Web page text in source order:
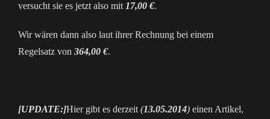
versucht sie es jetzt also mit 17,00 €.
Wir wären dann also laut ihrer Rechnung bei einem
Regelsatz von 364,00 €.
[UPDATE:]Hier gibt es derzeit (13.05.2014) einen Artikel,